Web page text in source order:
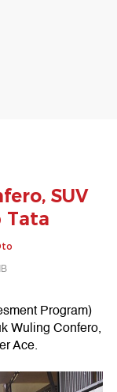
SUV
Tata
Program)
Wuling Confero,
Ace.